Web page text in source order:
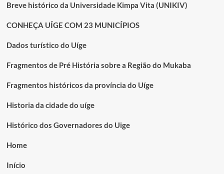
Breve histórico da Universidade Kimpa Vita (UNIKIV)
CONHEÇA UÍGE COM 23 MUNICÍPIOS
Dados turístico do Uíge
Fragmentos de Pré História sobre a Região do Mukaba
Fragmentos históricos da província do Uíge
Historia da cidade do uíge
Histórico dos Governadores do Uige
Home
Início